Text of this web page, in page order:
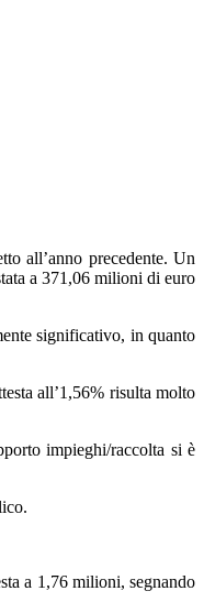
all’anno precedente. Un
a 371,06 milioni di euro
significativo, in quanto
all’1,56% risulta molto
impieghi/raccolta si è
a 1,76 milioni, segnando